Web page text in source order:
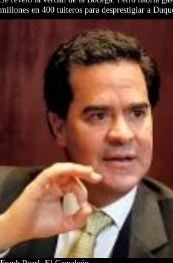
millones en 400 tuiteros para desprestigiar a